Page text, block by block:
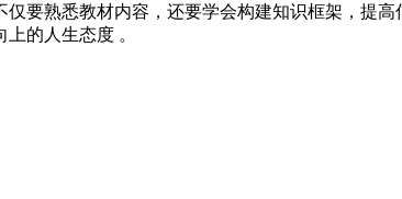
要熟悉教材内容，还要学会构建知识框架，提高
的人生态度 。